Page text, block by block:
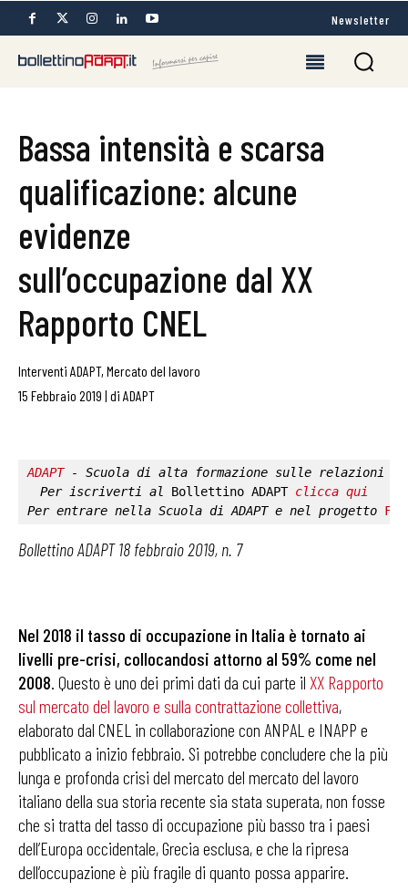
Newsletter
Bassa intensità e scarsa
qualificazione: alcune
evidenze
sull’occupazione dal XX
Rapporto CNEL
Interventi ADAPT, Mercato del lavoro
15 Febbraio 2019 | di ADAPT
ADAPT - Scuola di alta formazione sulle relazioni
Per iscriverti al Bollettino ADAPT clicca qui
Per entrare nella Scuola di ADAPT e nel progetto
Bollettino ADAPT 18 febbraio 2019, n. 7
Nel 2018 il tasso di occupazione in Italia è tornato ai
livelli pre-crisi, collocandosi attorno al 59% come nel
2008. Questo è uno dei primi dati da cui parte il XX Rapporto
sul mercato del lavoro e sulla contrattazione collettiva,
elaborato dal CNEL in collaborazione con ANPAL e INAPP e
pubblicato a inizio febbraio. Si potrebbe concludere che la più
lunga e profonda crisi del mercato del mercato del lavoro
italiano della sua storia recente sia stata superata, non fosse
che si tratta del tasso di occupazione più basso tra i paesi
dell’Europa occidentale, Grecia esclusa, e che la ripresa
dell’occupazione è più fragile di quanto possa apparire.